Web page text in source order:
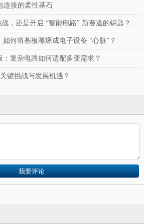
连接的柔性基石
，还是开启 “智能电路” 新赛道的钥匙？
何将基板雕琢成电子设备 “心脏”？
复杂电路如何适配多变需求？
键挑战与发展机遇？